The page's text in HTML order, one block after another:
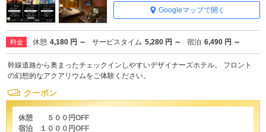
Googleマップで開く
料金 休憩 4,180 円 ～ サービスタイム 5,280 円 ～ 宿泊 6,490 円 ～
幹線道路から奥まったチェックインしやすいデザイナーズホテル。 フロント
の幻想的なアクアリウムをご体験ください。
クーポン
休憩 ５００円OFF
宿泊 １０００円OFF